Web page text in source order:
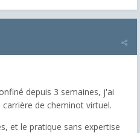
depuis 3 semaines, j'ai
de cheminot virtuel.
et le pratique sans expertise